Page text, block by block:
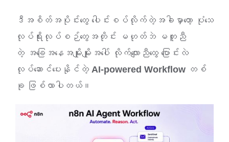
ဒီအစိတ်အပိုင်းတွေ ပေါင်းစပ်လိုက်တဲ့အခါမှာတော့ ပုံသေ
လုပ်ရိုးလုပ်စဉ်တွေအတိုင်း မဟုတ်ဘဲ မတူညီ
တဲ့ အခြေအနေအမျိုးမျိုးအပေါ် လိုက်လျောညီထွေ ပြောင်းလဲ
လုပ်ဆောင်ပေးနိုင်တဲ့ AI-powered Workflowတစ်
ခု ဖြစ်လာပါတယ်။